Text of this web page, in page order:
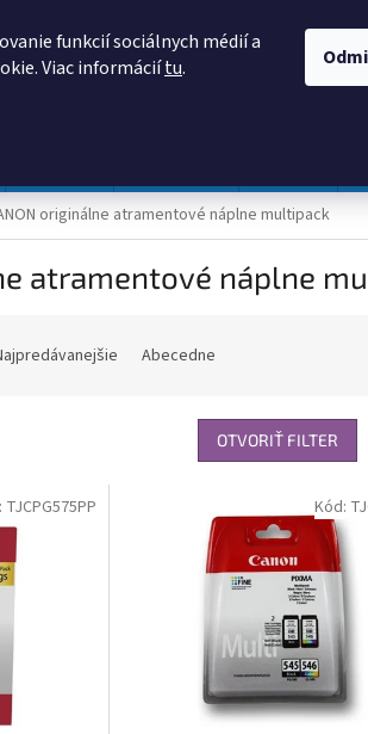
funkcií sociálnych médií a
Viac informáciítu.
originálne atramentové náplne multipack
atramentové náplne
Abecedne
OTVORIŤ FILTER
TJCPG575PP Kód: